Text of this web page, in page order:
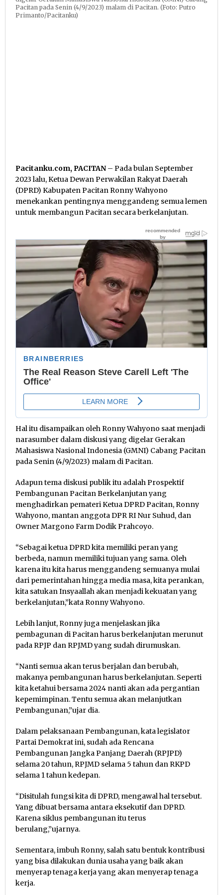
Pacitan pada Senin (4/9/2023) malam di Pacitan. (Foto: Putro
Primanto/Pacitanku)
Pacitanku.com, PACITAN – Pada bulan September
2023 lalu, Ketua Dewan Perwakilan Rakyat Daerah
(DPRD) Kabupaten Pacitan Ronny Wahyono
menekankan pentingnya menggandeng semua lemen
untuk membangun Pacitan secara berkelanjutan.
Hal itu disampaikan oleh Ronny Wahyono saat menjadi
narasumber dalam diskusi yang digelar Gerakan
Mahasiswa Nasional Indonesia (GMNI) Cabang Pacitan
pada Senin (4/9/2023) malam di Pacitan.
Adapun tema diskusi publik itu adalah Prospektif
Pembangunan Pacitan Berkelanjutan yang
menghadirkan pemateri Ketua DPRD Pacitan, Ronny
Wahyono, mantan anggota DPR RI Nur Suhud, dan
Owner Margono Farm Dodik Prahcoyo.
“Sebagai ketua DPRD kita memiliki peran yang
berbeda, namun memiliki tujuan yang sama. Oleh
karena itu kita harus menggandeng semuanya mulai
dari pemerintahan hingga media masa, kita perankan,
kita satukan Insyaallah akan menjadi kekuatan yang
berkelanjutan,”kata Ronny Wahyono.
Lebih lanjut, Ronny juga menjelaskan jika
pembagunan di Pacitan harus berkelanjutan merunut
pada RPJP dan RPJMD yang sudah dirumuskan.
“Nanti semua akan terus berjalan dan berubah,
makanya pembangunan harus berkelanjutan. Seperti
kita ketahui bersama 2024 nanti akan ada pergantian
kepemimpinan. Tentu semua akan melanjutkan
Pembangunan,”ujar dia.
Dalam pelaksanaan Pembangunan, kata legislator
Partai Demokrat ini, sudah ada Rencana
Pembangunan Jangka Panjang Daerah (RPJPD)
selama 20 tahun, RPJMD selama 5 tahun dan RKPD
selama 1 tahun kedepan.
“Disitulah fungsi kita di DPRD, mengawal hal tersebut.
Yang dibuat bersama antara eksekutif dan DPRD.
Karena siklus pembangunan itu terus
berulang,”ujarnya.
Sementara, imbuh Ronny, salah satu bentuk kontribusi
yang bisa dilakukan dunia usaha yang baik akan
menyerap tenaga kerja yang akan menyerap tenaga
kerja.